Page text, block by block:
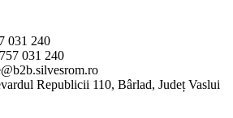
031 240
031 240
Republicii 110, Bârlad, Județ Vaslui